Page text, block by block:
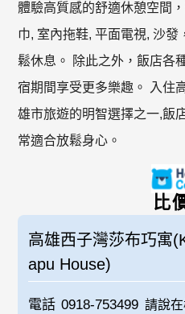
體驗高質感的舒適休憩空間
巾, 室內拖鞋, 平面電視, 沙
鬆休息。 除此之外，飯店各
宿期間享受更多樂趣。 入住
雄市旅遊的明智選擇之一,飯
常適合放鬆身心。
比
高雄西子灣莎布巧寓
apu House)
電話 0918-753499 請說